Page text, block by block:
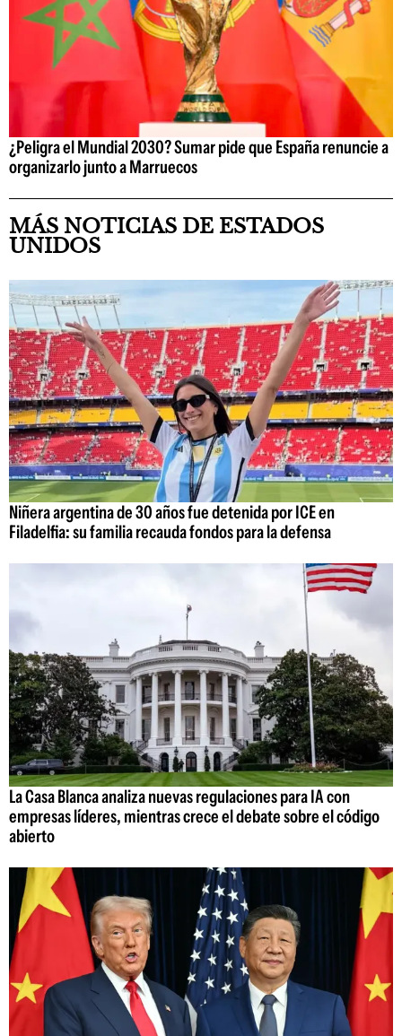
¿Peligra el Mundial 2030? Sumar pide que España renuncie a
organizarlo junto a Marruecos
MÁS NOTICIAS DE ESTADOS
UNIDOS
Niñera argentina de 30 años fue detenida por ICE en
Filadelfia: su familia recauda fondos para la defensa
La Casa Blanca analiza nuevas regulaciones para IA con
empresas líderes, mientras crece el debate sobre el código
abierto